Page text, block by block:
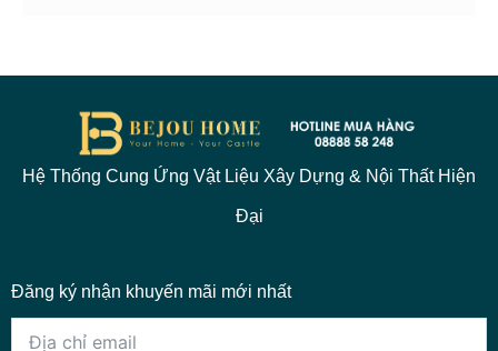
Hệ Thống Cung Ứng Vật Liệu Xây Dựng & Nội Thất Hiện
Đại
Đăng ký nhận khuyến mãi mới nhất